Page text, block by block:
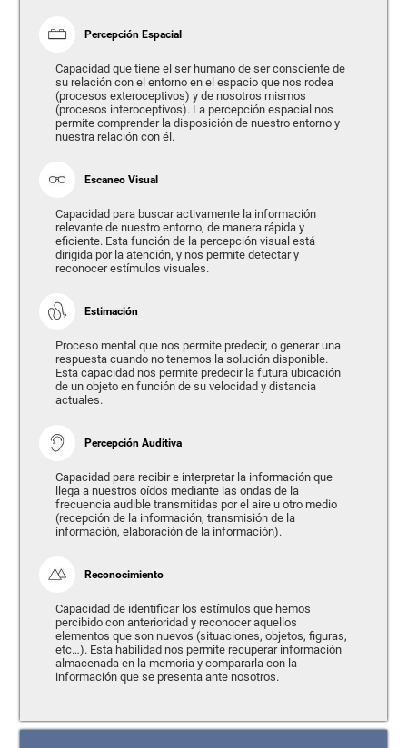
Percepción Espacial
Capacidad que tiene el ser humano de ser consciente de
su relación con el entorno en el espacio que nos rodea
(procesos exteroceptivos) y de nosotros mismos
(procesos interoceptivos). La percepción espacial nos
permite comprender la disposición de nuestro entorno y
nuestra relación con él.
Escaneo Visual
Capacidad para buscar activamente la información
relevante de nuestro entorno, de manera rápida y
eficiente. Esta función de la percepción visual está
dirigida por la atención, y nos permite detectar y
reconocer estímulos visuales.
Estimación
Proceso mental que nos permite predecir, o generar una
respuesta cuando no tenemos la solución disponible.
Esta capacidad nos permite predecir la futura ubicación
de un objeto en función de su velocidad y distancia
actuales.
Percepción Auditiva
Capacidad para recibir e interpretar la información que
llega a nuestros oídos mediante las ondas de la
frecuencia audible transmitidas por el aire u otro medio
(recepción de la información, transmisión de la
información, elaboración de la información).
Reconocimiento
Capacidad de identificar los estímulos que hemos
percibido con anterioridad y reconocer aquellos
elementos que son nuevos (situaciones, objetos, figuras,
etc…). Esta habilidad nos permite recuperar información
almacenada en la memoria y compararla con la
información que se presenta ante nosotros.